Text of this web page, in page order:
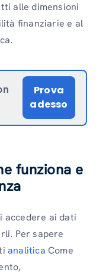
alle dimensioni
finanziarie e al
Prova
adesso
funziona e
accedere ai dati
Per sapere
analitica Come